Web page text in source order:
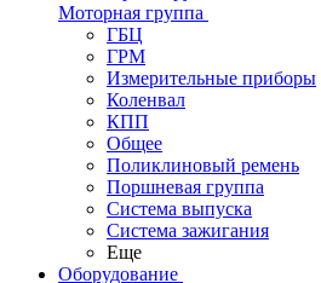
Моторная группа
ГБЦ
ГРМ
Измерительные приборы
Коленвал
КПП
Общее
Поликлиновый ремень
Поршневая группа
Система выпуска
Система зажигания
Еще
Оборудование